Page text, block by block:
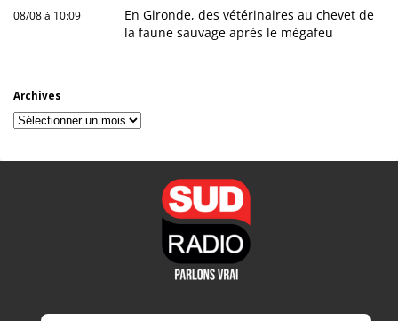
08/08 à 10:09
En Gironde, des vétérinaires au chevet de
la faune sauvage après le mégafeu
Archives
Archives